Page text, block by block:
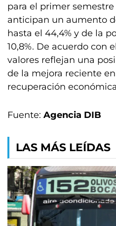
para el primer semestre
anticipan un aumento
hasta el 44,4% y de la
10,8%. De acuerdo con
valores reflejan una
de la mejora reciente
recuperación
Fuente: Agencia DIB
LAS MÁS LEÍDAS